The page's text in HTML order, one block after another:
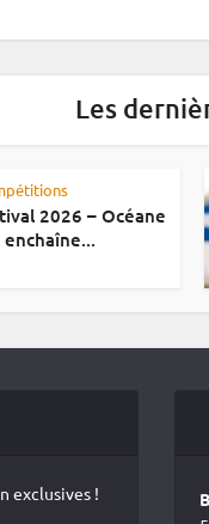
Les
2026 – Océane
exclusives !